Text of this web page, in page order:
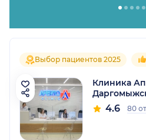
Выбор пациентов 2025
Клиника
4.6 80